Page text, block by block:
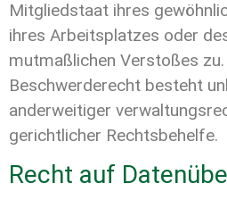
Mitgliedstaat ihres
ihres Arbeitsplatzes oder
mutmaßlichen Verstoßes zu.
Beschwerderecht besteht
anderweitiger
gerichtlicher Rechtsbehelfe.
Recht auf